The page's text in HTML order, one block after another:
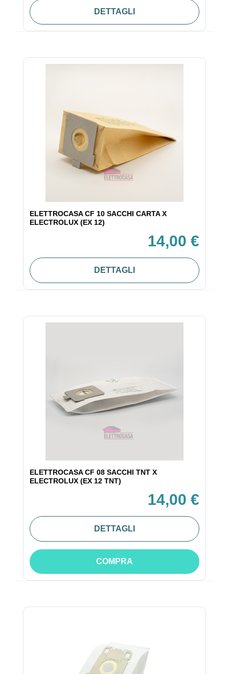
DETTAGLI
ELETTROCASA CF 10 SACCHI CARTA X
ELECTROLUX (EX 12)
14,00 €
DETTAGLI
ELETTROCASA CF 08 SACCHI TNT X
ELECTROLUX (EX 12 TNT)
14,00 €
DETTAGLI
COMPRA